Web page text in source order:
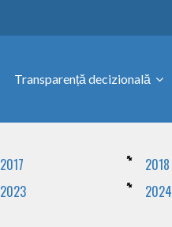
Transparență decizională
2017
2018
2023
2024